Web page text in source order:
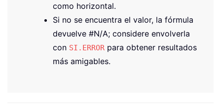
como horizontal.
Si no se encuentra el valor, la fórmula
devuelve #N/A; considere envolverla
con SI.ERROR para obtener resultados
más amigables.